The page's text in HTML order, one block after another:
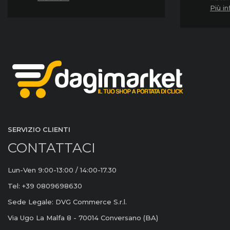
Più
SERVIZIO CLIENTI
CONTATTACI
Lun-Ven 9:00-13:00 / 14:00-17.30
Tel: +39 0809698630
Sede Legale: DVG Commerce S.r.l.
Via Ugo La Malfa 8 - 70014 Conversano (BA)